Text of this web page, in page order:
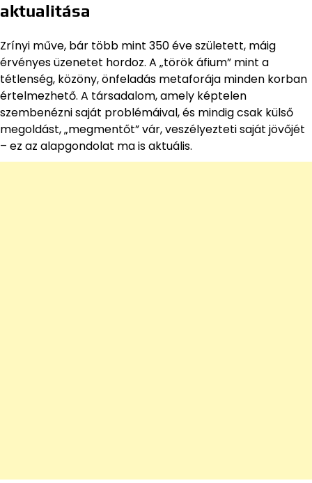
aktualitása
Zrínyi műve, bár több mint 350 éve született, máig
érvényes üzenetet hordoz. A „török áfium” mint a
tétlenség, közöny, önfeladás metaforája minden korban
értelmezhető. A társadalom, amely képtelen
szembenézni saját problémáival, és mindig csak külső
megoldást, „megmentőt” vár, veszélyezteti saját jövőjét
– ez az alapgondolat ma is aktuális.